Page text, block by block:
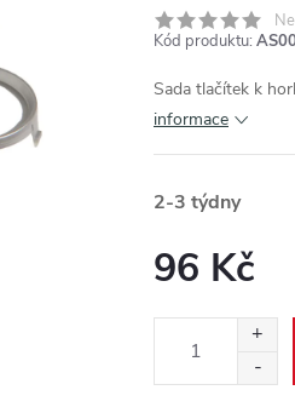
Kód produktu:
Sada tlačítek k
informace
2-3 týdny
96 Kč